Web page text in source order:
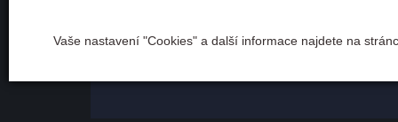
Vaše nastavení "Cookies" a další informace najdete na